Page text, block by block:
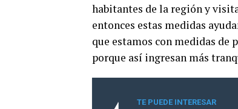
habitantes de la región y
entonces estas medidas
que estamos con medidas de
porque así ingresan más
TE PUEDE INTERESAR